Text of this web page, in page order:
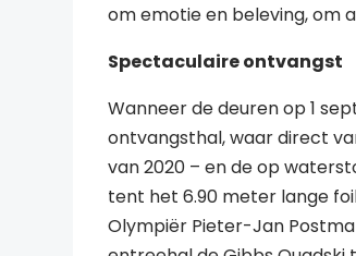
om emotie en beleving, om
Spectaculaire ontvangst
Wanneer de deuren op 1
ontvangsthal, waar direct
van 2020 – en de op
tent het 6.90 meter lange
Olympiër Pieter-Jan